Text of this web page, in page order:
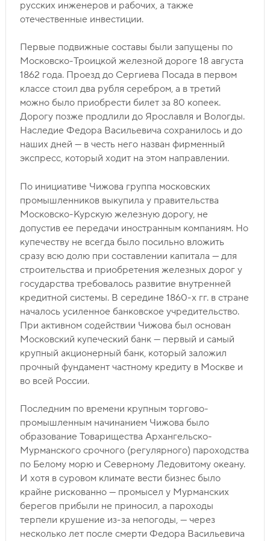
русских инженеров и рабочих, а также
отечественные инвестиции.
Первые подвижные составы были запущены по
Московско-Троицкой железной дороге 18 августа
1862 года. Проезд до Сергиева Посада в первом
классе стоил два рубля серебром, а в третий
можно было приобрести билет за 80 копеек.
Дорогу позже продлили до Ярославля и Вологды.
Наследие Федора Васильевича сохранилось и до
наших дней — в честь него назван фирменный
экспресс, который ходит на этом направлении.
По инициативе Чижова группа московских
промышленников выкупила у правительства
Московско-Курскую железную дорогу, не
допустив ее передачи иностранным компаниям. Но
купечеству не всегда было посильно вложить
сразу всю долю при составлении капитала — для
строительства и приобретения железных дорог у
государства требовалось развитие внутренней
кредитной системы. В середине 1860-х гг. в стране
началось усиленное банковское учредительство.
При активном содействии Чижова был основан
Московский купеческий банк — первый и самый
крупный акционерный банк, который заложил
прочный фундамент частному кредиту в Москве и
во всей России.
Последним по времени крупным торгово-
промышленным начинанием Чижова было
образование Товарищества Архангельско-
Мурманского срочного (регулярного) пароходства
по Белому морю и Северному Ледовитому океану.
И хотя в суровом климате вести бизнес было
крайне рискованно — промысел у Мурманских
берегов прибыли не приносил, а пароходы
терпели крушение из-за непогоды, — через
несколько лет после смерти Федора Васильевича